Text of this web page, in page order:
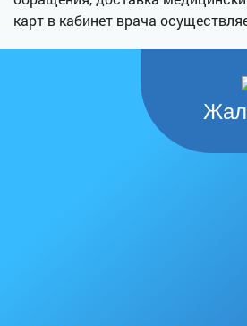
карт в кабинет врача